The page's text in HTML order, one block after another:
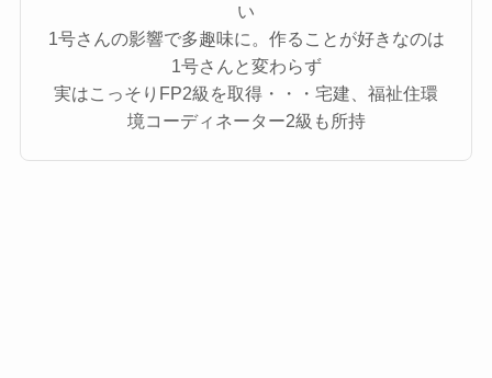
い
1号さんの影響で多趣味に。作ることが好きなのは
1号さんと変わらず
実はこっそりFP2級を取得・・・宅建、福祉住環
境コーディネーター2級も所持